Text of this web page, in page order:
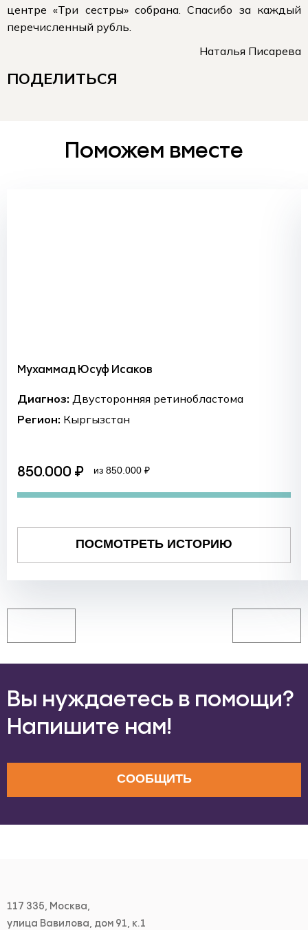
центре «Три сестры» собрана. Спасибо за каждый
перечисленный рубль.
Наталья Писарева
ПОДЕЛИТЬСЯ
Поможем вместе
Мухаммад Юсуф Исаков
Диагноз: Двусторонняя ретинобластома
Регион: Кыргызстан
850.000 ₽ из 850.000 ₽
ПОСМОТРЕТЬ ИСТОРИЮ
Вы нуждаетесь в помощи?
Напишите нам!
СООБЩИТЬ
117 335, Москва,
улица Вавилова, дом 91, к.1